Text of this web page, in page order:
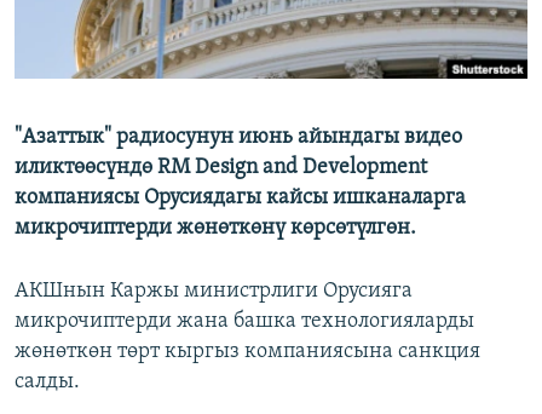
"Азаттык" радиосунун июнь айындагы видео
иликтөөсүндө RM Design and Development
компаниясы Орусиядагы кайсы ишканаларга
микрочиптерди жөнөткөнү көрсөтүлгөн.
АКШнын Каржы министрлиги Орусияга
микрочиптерди жана башка технологияларды
жөнөткөн төрт кыргыз компаниясына санкция
салды.